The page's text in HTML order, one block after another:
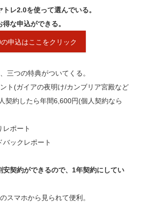
レ2.0を使って選んでいる。
な申込ができる。
申込はここをクリック
三つの特典がついてくる。
ト(ガイアの夜明け/カンブリア宮殿など
契約したら年間6,600円(個人契約なら
レポート
バックレポート
安契約ができるので、1年契約にしてい
スマホから見られて便利。